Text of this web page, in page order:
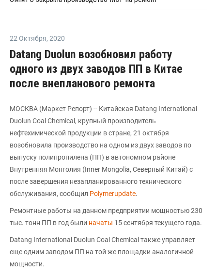
22 Октября, 2020
Datang Duolun возобновил работу
одного из двух заводов ПП в Китае
после внепланового ремонта
МОСКВА (Маркет Репорт) -- Китайская Datang International
Duolun Coal Chemical, крупный производитель
нефтехимической продукции в стране, 21 октября
возобновила производство на одном из двух заводов по
выпуску полипропилена (ПП) в автономном районе
Внутренняя Монголия (Inner Mongolia, Северный Китай) с
после завершения незапланированного технического
обслуживания, сообщил Polymerupdate.
Ремонтные работы на данном предприятии мощностью 230
тыс. тонн ПП в год были начаты 15 сентября текущего года.
Datang International Duolun Coal Chemical также управляет
еще одним заводом ПП на той же площадки аналогичной
мощности.